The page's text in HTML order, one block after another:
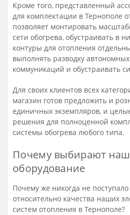
Кроме того, представленный
для комплектации в Тернополе
позволяет монтировать
сети обогрева, обустраивать в
контуры для отопления
выполнять разводку
коммуникаций и обустраивать
Для своих клиентов всех
магазин готов предложить и
единичных экземпляров, и
решения для полноценной
системы обогрева любого типа.
Почему выбирают
оборудование
Почему же никогда не
относительно качества наших
систем отопления в Тернополе?